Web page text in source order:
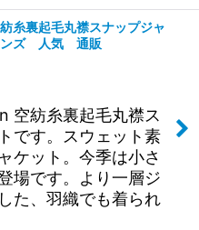
糸裏起毛丸襟スナップジャ
ンズ 人気 通販
空紡糸裏起毛丸襟ス
です。スウェット素
ケット。今季は小さ
場です。より一層ジ
た、羽織でも着られ